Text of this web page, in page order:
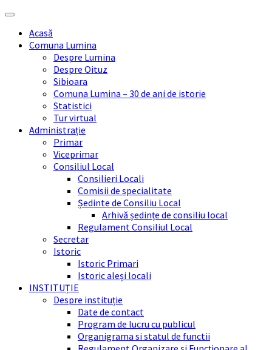
Skip
content
Skip
sidebar
Skip
right
sidebar
Skip
footerAcasă
Comuna Lumina
Despre Lumina
Despre Oituz
Sibioara
Comuna Lumina – 30 de ani de istorie
Statistici
Tur virtual
Administrație
Primar
Viceprimar
Consiliul Local
Consilieri Locali
Comisii de specialitate
Ședinte de Consiliu Local
Arhivă ședințe de consiliu local
Regulament Consiliul Local
Secretar
Istoric
Istoric Primari
Istoric aleși locali
INSTITUȚIE
Despre instituție
Date de contact
Program de lucru cu publicul
Organigrama si statul de functii